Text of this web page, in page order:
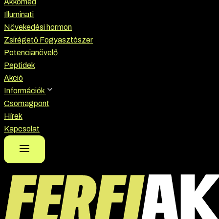
Akkomed
Illuminati
Növekedési hormon
Zsírégető Fogyasztószer
Potencianövelő
Peptidek
Akció
Információk
Csomagpont
Hírek
Kapcsolat